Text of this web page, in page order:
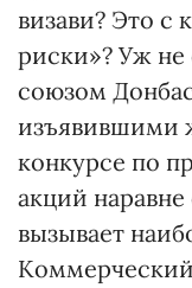
визави? Это с
риски»? Уж
союзом
изъявившими
конкурсе по
акций
вызывает